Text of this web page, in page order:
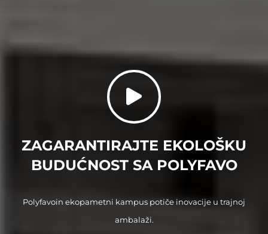
ZAGARANTIRAJTE EKOLOŠKU
BUDUĆNOST SA POLYFAVO
Polyfavoin ekopametni kampus potiče inovacije u trajnoj
ambalaži.